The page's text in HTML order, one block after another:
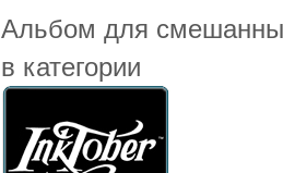
Альбом для
в категории